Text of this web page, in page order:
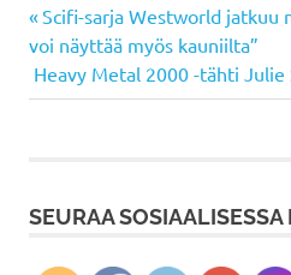
Artikkelien
selaus
Previous
Post:
Scifi-sarja Westworld jatkuu
voi näyttää myös kauniilta”
Next
Post:
Heavy Metal 2000 -tähti
SEURAA SOSIAALISESSA